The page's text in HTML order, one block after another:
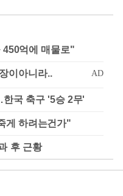
450억에 매물로"
국 축구 '5승 2무'
게 하려는건가"
후 근황